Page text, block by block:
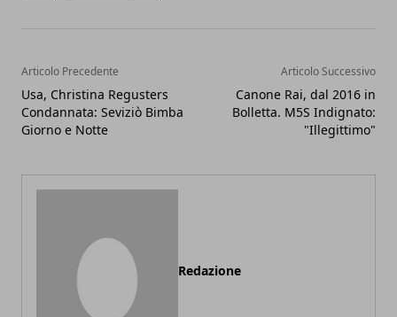
Articolo Precedente
Usa, Christina Regusters
Condannata: Seviziò Bimba
Giorno e Notte
Articolo Successivo
Canone Rai, dal 2016 in
Bolletta. M5S Indignato:
"Illegittimo"
Redazione